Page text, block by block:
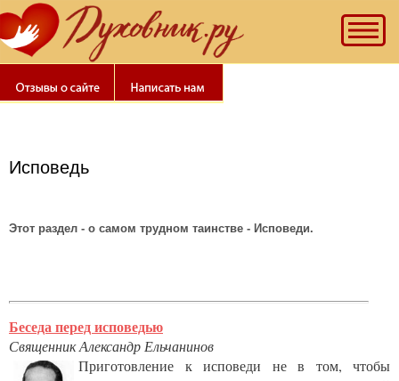
Рекомендуем
наш
"Тест
качество
себя!
Исповедь
Этот раздел - о самом трудном таинстве - Исповеди.
Беседа перед исповедью
Священник Александр Ельчанинов
Приготовление к исповеди не в том, чтобы